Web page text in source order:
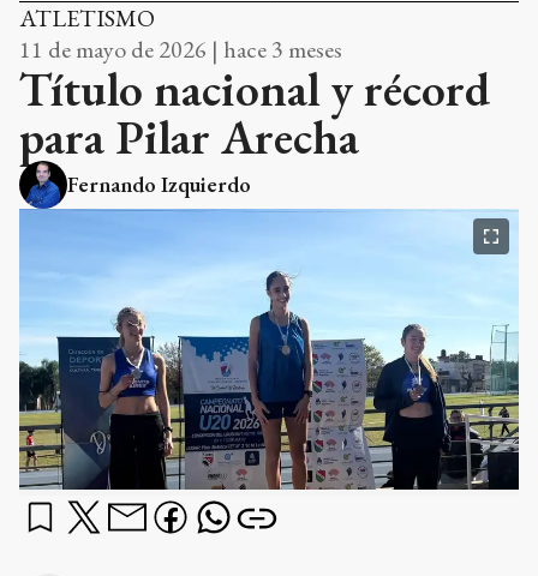
ATLETISMO
11 de mayo de 2026 | hace 3 meses
Título nacional y récord
para Pilar Arecha
Fernando Izquierdo